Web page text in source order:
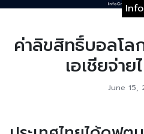
Info
ค่าลิขสิทธิ์บอลโล
เอเชียจ่าย
June 15,